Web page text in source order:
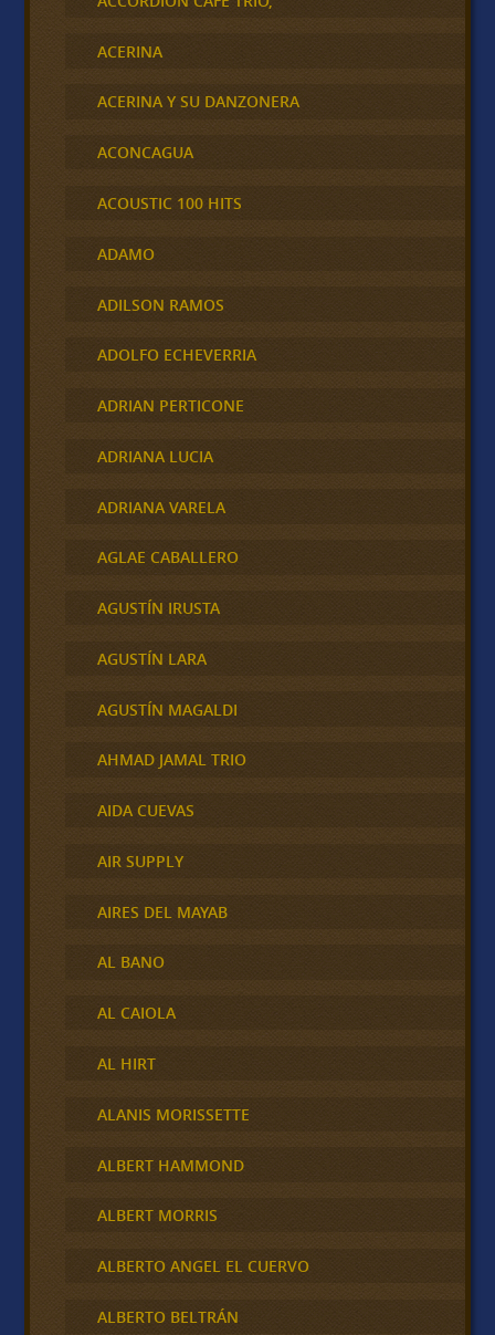
ACERINA
ACERINA Y SU DANZONERA
ACONCAGUA
ACOUSTIC 100 HITS
ADAMO
ADILSON RAMOS
ADOLFO ECHEVERRIA
ADRIAN PERTICONE
ADRIANA LUCIA
ADRIANA VARELA
AGLAE CABALLERO
AGUSTÍN IRUSTA
AGUSTÍN LARA
AGUSTÍN MAGALDI
AHMAD JAMAL TRIO
AIDA CUEVAS
AIR SUPPLY
AIRES DEL MAYAB
AL BANO
AL CAIOLA
AL HIRT
ALANIS MORISSETTE
ALBERT HAMMOND
ALBERT MORRIS
ALBERTO ANGEL EL CUERVO
ALBERTO BELTRÁN